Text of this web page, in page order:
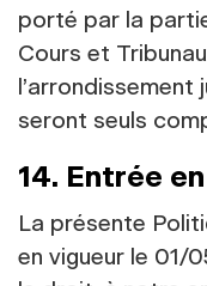
porté par la
Cours et
seront seuls
14. Entrée
La présente
en vigueur le 01/